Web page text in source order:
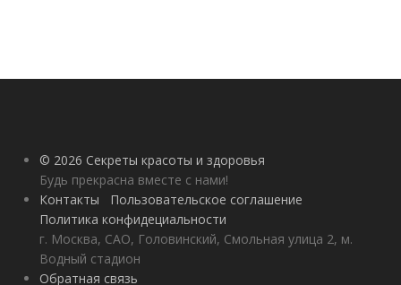
© 2026 Секреты красоты и здоровья
Будь прекрасна вместе с нами!
Контакты
Пользовательское соглашение
Политика конфидециальности
г. Москва, САО, Головинский, Смольная улица 2, м.
Водный стадион
Обратная связь